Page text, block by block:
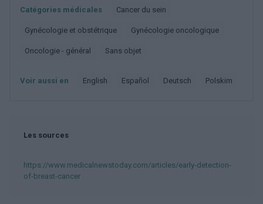
Catégories médicales Cancer du sein
Gynécologie et obstétrique Gynécologie oncologique
Oncologie - général Sans objet
Voir aussi en english español deutsch polskim
Les sources
https://www.medicalnewstoday.com/articles/early-detection-
of-breast-cancer